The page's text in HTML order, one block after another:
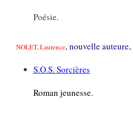
Poésie.
NOLET, Laurence, nouvelle
S.O.S. Sorcières
Roman jeunesse.